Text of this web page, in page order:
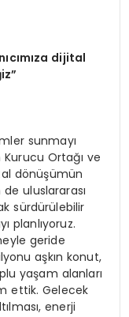
dijital
sunmayı
Ortağı ve
dönüşümün
uluslararası
sürdürülebilir
planlıyoruz.
geride
aşkın konut,
yaşam alanları
ettik. Gelecek
enerji